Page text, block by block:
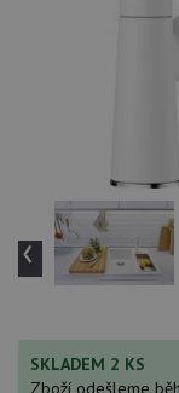
‹
SKLADEM 2 KS
Zboží odešleme